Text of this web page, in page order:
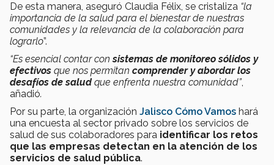
De esta manera, aseguró Claudia Félix, se cristaliza “la
importancia de la salud para el bienestar de nuestras
comunidades y la relevancia de la colaboración para
lograrlo”.
“Es esencial contar consistemas de monitoreo sólidos y
efectivos que nos permitan comprender y abordar los
desafíos de saludque enfrenta nuestra comunidad”,
añadió.
Por su parte, la organización Jalisco Cómo Vamos hará
una encuesta al sector privado sobre los servicios de
salud de sus colaboradores para identificar los retos
que las empresas detectan en la atención de los
servicios de salud pública.